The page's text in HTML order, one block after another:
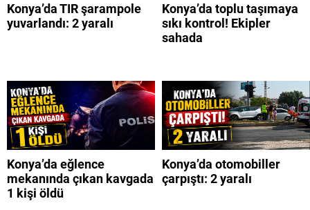
Konya’da TIR şarampole
yuvarlandı: 2 yaralı
Konya’da toplu taşımaya
sıkı kontrol! Ekipler
sahada
Konya’da eğlence
mekanında çıkan kavgada
1 kişi öldü
Konya’da otomobiller
çarpıştı: 2 yaralı